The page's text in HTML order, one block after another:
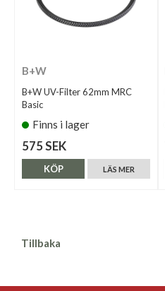
B+W
B+W UV-Filter 62mm MRC
Basic
Finns i lager
575 SEK
LÄS MER
KÖP
Tillbaka